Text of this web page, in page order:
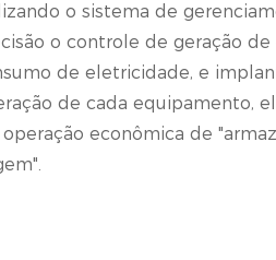
o sistema de
o controle de geração
de eletricidade, e
de cada equipamento,
operação econômica de